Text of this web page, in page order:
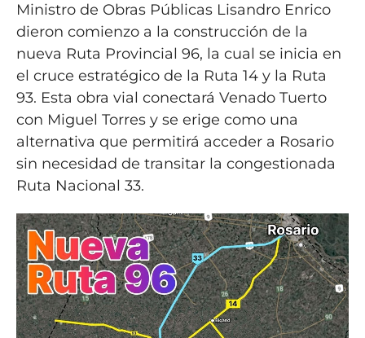
Ministro de Obras Públicas Lisandro Enrico
dieron comienzo a la construcción de la
nueva Ruta Provincial 96, la cual se inicia en
el cruce estratégico de la Ruta 14 y la Ruta
93. Esta obra vial conectará Venado Tuerto
con Miguel Torres y se erige como una
alternativa que permitirá acceder a Rosario
sin necesidad de transitar la congestionada
Ruta Nacional 33.